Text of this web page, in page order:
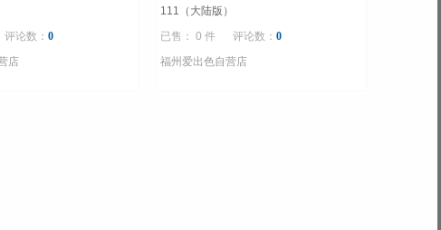
评论数： 0
店
111（大陆版）
已售： 0 件
评论数：0
福州爱出色自营店